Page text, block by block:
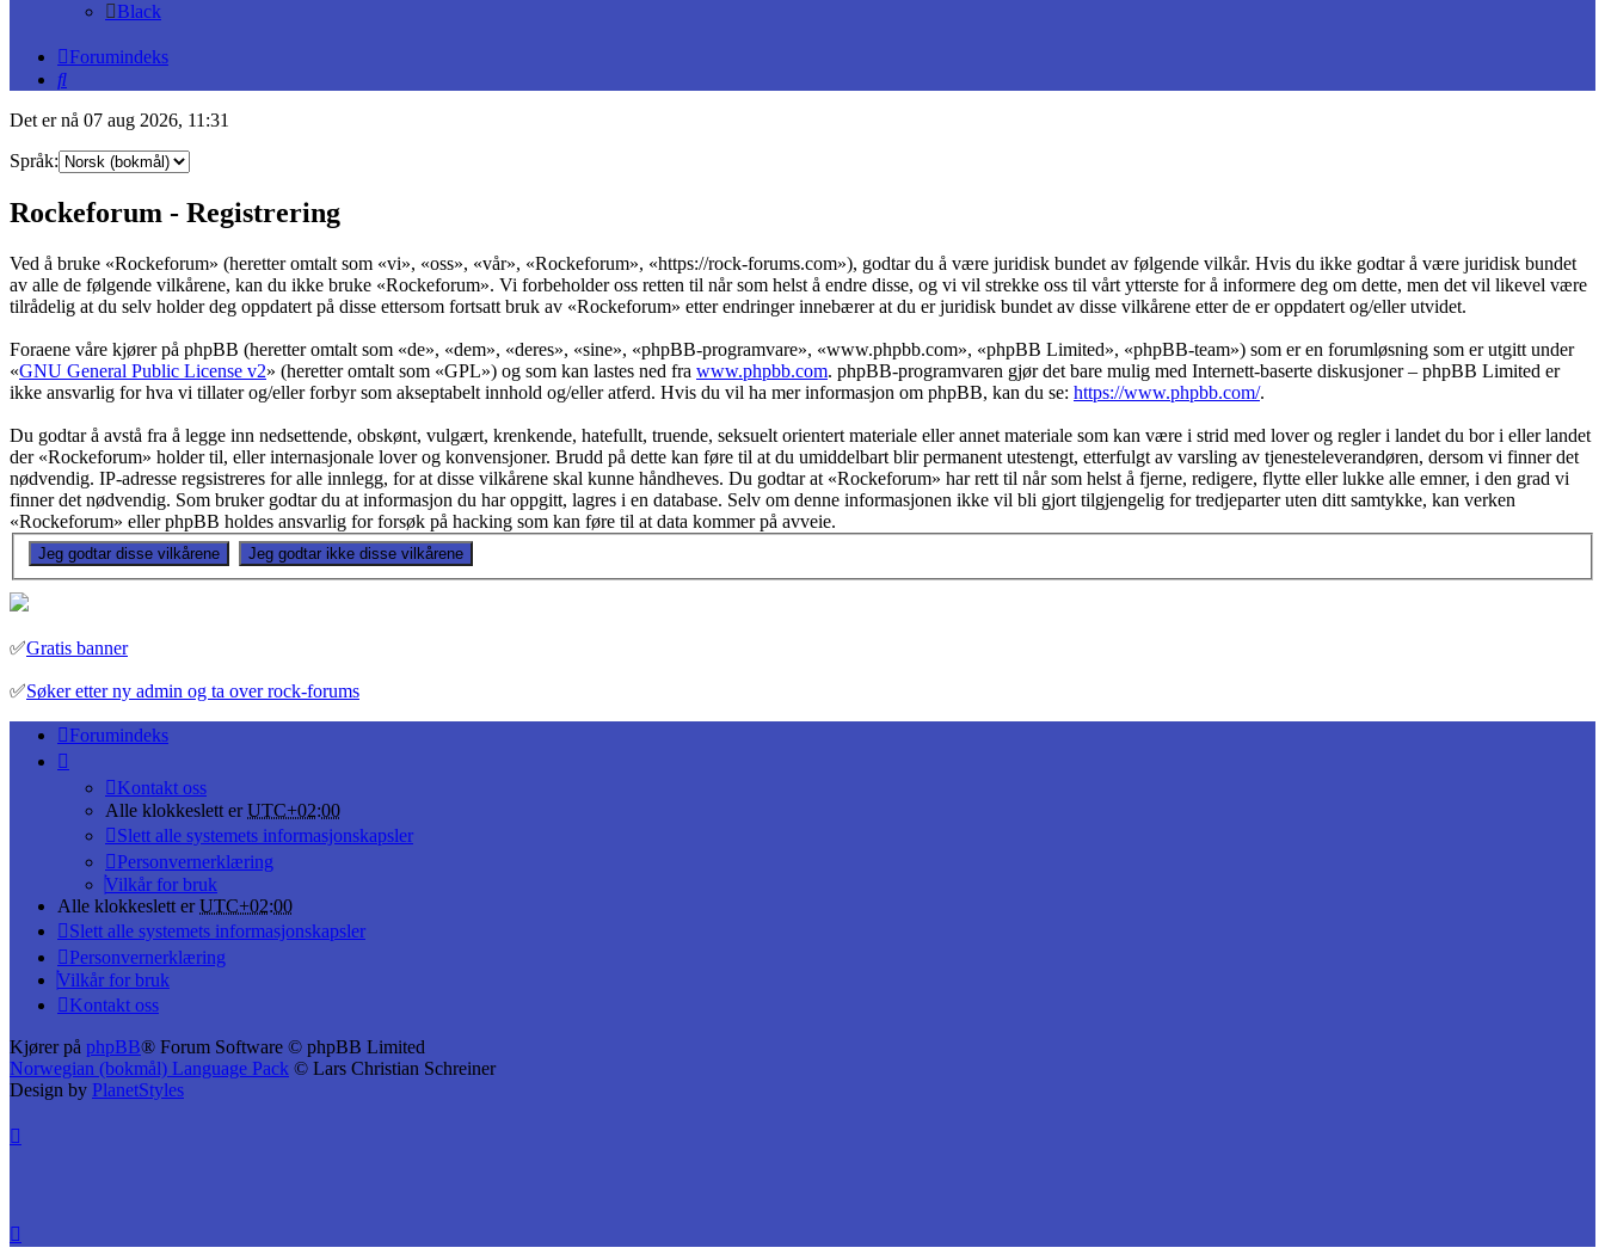
Black
Forumindeks
Søk
Det er nå 07 aug 2026, 11:31
Språk:
Rockeforum - Registrering
Ved å bruke «Rockeforum» (heretter omtalt som «vi», «oss», «vår», «Rockeforum», «https://rock-forums.com»), godtar du å være juridisk bundet av følgende vilkår. Hvis du ikke godtar å være juridisk bundet
av alle de følgende vilkårene, kan du ikke bruke «Rockeforum». Vi forbeholder oss retten til når som helst å endre disse, og vi vil strekke oss til vårt ytterste for å informere deg om dette, men det vil likevel være
tilrådelig at du selv holder deg oppdatert på disse ettersom fortsatt bruk av «Rockeforum» etter endringer innebærer at du er juridisk bundet av disse vilkårene etter de er oppdatert og/eller utvidet.
Foraene våre kjører på phpBB (heretter omtalt som «de», «dem», «deres», «sine», «phpBB-programvare», «www.phpbb.com», «phpBB Limited», «phpBB-team») som er en forumløsning som er utgitt under
«GNU General Public License v2» (heretter omtalt som «GPL») og som kan lastes ned fra www.phpbb.com. phpBB-programvaren gjør det bare mulig med Internett-baserte diskusjoner – phpBB Limited er
ikke ansvarlig for hva vi tillater og/eller forbyr som akseptabelt innhold og/eller atferd. Hvis du vil ha mer informasjon om phpBB, kan du se: https://www.phpbb.com/.
Du godtar å avstå fra å legge inn nedsettende, obskønt, vulgært, krenkende, hatefullt, truende, seksuelt orientert materiale eller annet materiale som kan være i strid med lover og regler i landet du bor i eller landet
der «Rockeforum» holder til, eller internasjonale lover og konvensjoner. Brudd på dette kan føre til at du umiddelbart blir permanent utestengt, etterfulgt av varsling av tjenesteleverandøren, dersom vi finner det
nødvendig. IP-adresse regsistreres for alle innlegg, for at disse vilkårene skal kunne håndheves. Du godtar at «Rockeforum» har rett til når som helst å fjerne, redigere, flytte eller lukke alle emner, i den grad vi
finner det nødvendig. Som bruker godtar du at informasjon du har oppgitt, lagres i en database. Selv om denne informasjonen ikke vil bli gjort tilgjengelig for tredjeparter uten ditt samtykke, kan verken
«Rockeforum» eller phpBB holdes ansvarlig for forsøk på hacking som kan føre til at data kommer på avveie.
✅Gratis banner
✅Søker etter ny admin og ta over rock-forums
Forumindeks
Kontakt oss
Alle klokkeslett erUTC+02:00
Slett alle systemets informasjonskapsler
Personvernerklæring
Vilkår for bruk
Alle klokkeslett erUTC+02:00
Slett alle systemets informasjonskapsler
Personvernerklæring
Vilkår for bruk
Kontakt oss
Kjører på phpBB® Forum Software © phpBB Limited
Norwegian (bokmål) Language Pack © Lars Christian Schreiner
Design by PlanetStyles